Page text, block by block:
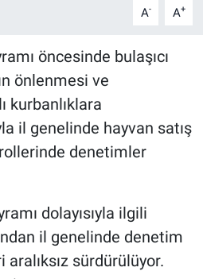
A- A+
öncesinde bulaşıcı
önlenmesi ve
kurbanlıklara
il genelinde hayvan satış
denetimler
dolayısıyla ilgili
il genelinde denetim
sürdürülüyor.